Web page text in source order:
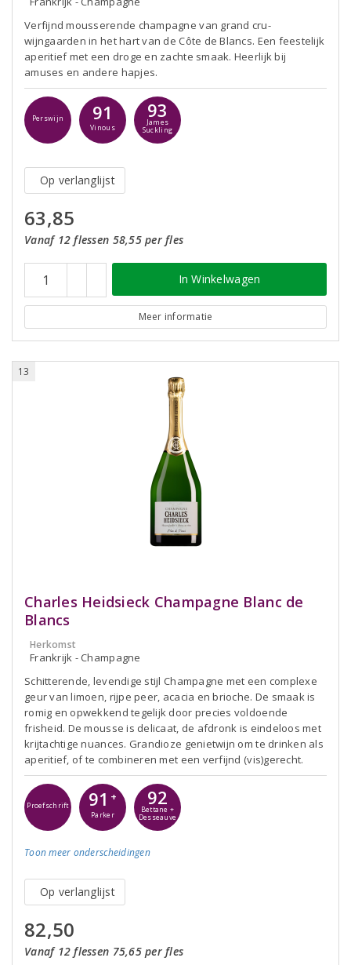
Verfijnd mousserende champagne van grand cru-
wijngaarden in het hart van de Côte de Blancs. Een feestelijk
aperitief met een droge en zachte smaak. Heerlijk bij
amuses en andere hapjes.
Perswijn 91
Vinous
93
James
Suckling
Op verlanglijst
63,85
Vanaf 12 flessen 58,55 per fles
In Winkelwagen
Meer informatie
13
Charles Heidsieck Champagne Blanc de
Blancs
Herkomst
Frankrijk - Champagne
Schitterende, levendige stijl Champagne met een complexe
geur van limoen, rijpe peer, acacia en brioche. De smaak is
romig en opwekkend tegelijk door precies voldoende
frisheid. De mousse is delicaat, de afdronk is eindeloos met
krijtachtige nuances. Grandioze genietwijn om te drinken als
aperitief, of te combineren met een verfijnd (vis)gerecht.
Proefschrift 91 +
Parker
92
Bettane +
Desseauve
Toon meer onderscheidingen
Op verlanglijst
82,50
Vanaf 12 flessen 75,65 per fles